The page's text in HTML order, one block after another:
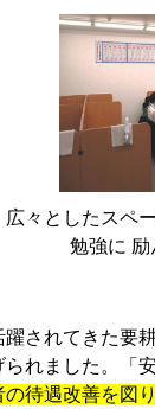
広々としたスペ
勉強に 励
されてきた要
れました。「
の待遇改善を図